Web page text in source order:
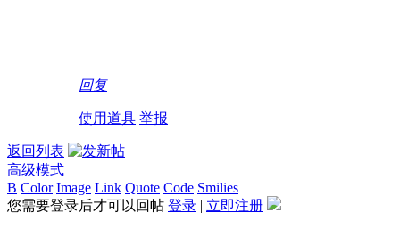
回复
使用道具 举报
返回列表
高级模式
B Color Image Link Quote Code Smilies
您需要登录后才可以回帖 登录 | 立即注册